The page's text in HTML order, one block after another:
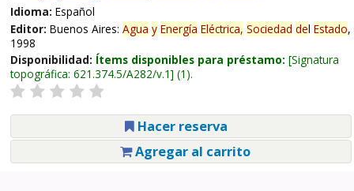
Idioma: Español
Editor: Buenos Aires: Agua y Energía Eléctrica, Sociedad del Estado,
1998
Disponibilidad: Ítems disponibles para préstamo: Signatura
topográfica: 621.374.5/A282/v.1 (1).
Hacer reserva
Agregar al carrito